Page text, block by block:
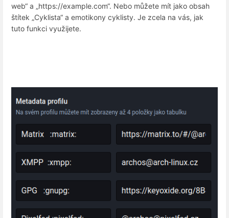
web“ a „https://example.com“. Nebo můžete mít jako obsah
štítek „Cyklista“ a emotikony cyklisty. Je zcela na vás, jak
tuto funkci využijete.